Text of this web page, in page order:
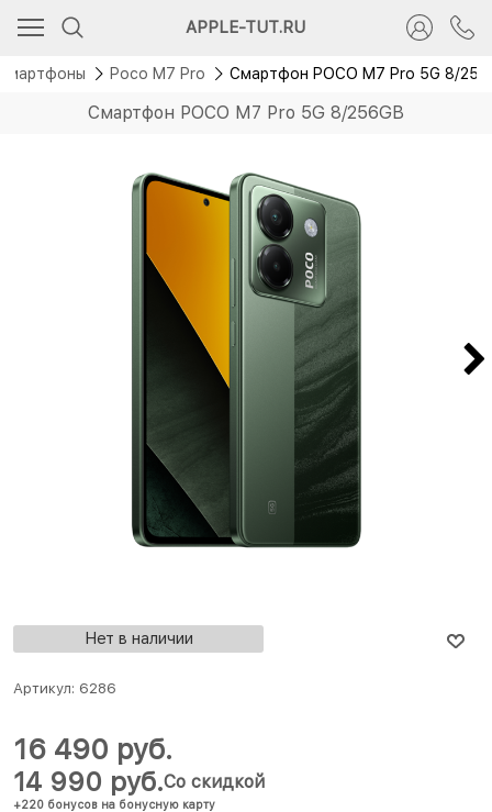
APPLE-TUT.RU
Poco M7 Pro Смартфон POCO M7 Pro 5G 8/
Смартфон POCO M7 Pro 5G 8/256GB
Новинка
Нет в наличии
Артикул: 6286
14 990 руб.
+220 бонусов на бонусную карту
Со скидкой
16 490 руб.